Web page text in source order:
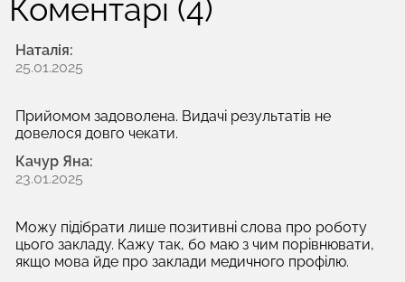
Коментарі (4)
Наталія:
25.01.2025
Прийомом задоволена. Видачі результатів не
довелося довго чекати.
Качур Яна:
23.01.2025
Можу підібрати лише позитивні слова про роботу
цього закладу. Кажу так, бо маю з чим порівнювати,
якщо мова йде про заклади медичного профілю.